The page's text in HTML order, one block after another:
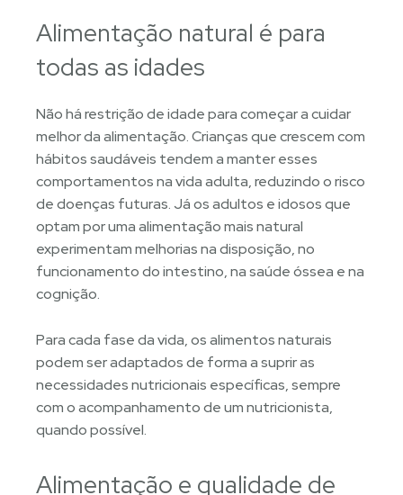
Alimentação natural é para
todas as idades
Não há restrição de idade para começar a cuidar
melhor da alimentação. Crianças que crescem com
hábitos saudáveis tendem a manter esses
comportamentos na vida adulta, reduzindo o risco
de doenças futuras. Já os adultos e idosos que
optam por uma alimentação mais natural
experimentam melhorias na disposição, no
funcionamento do intestino, na saúde óssea e na
cognição.
Para cada fase da vida, os alimentos naturais
podem ser adaptados de forma a suprir as
necessidades nutricionais específicas, sempre
com o acompanhamento de um nutricionista,
quando possível.
Alimentação e qualidade de